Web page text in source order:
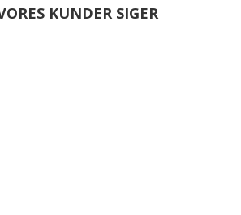
KUNDER SIGER